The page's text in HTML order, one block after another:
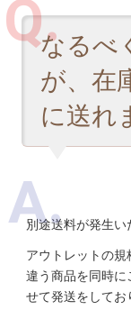
なるべ
が、在
に送れ
別途送料が発生い
アウトレットの
違う商品を同時に
せて発送をしてお